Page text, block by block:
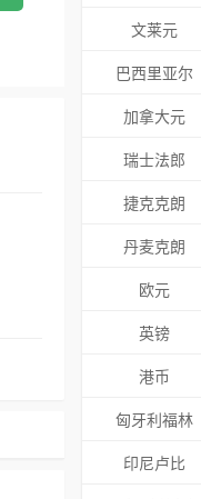
文莱元
巴西里亚尔
加拿大元
瑞士法郎
捷克克朗
丹麦克朗
欧元
英镑
港币
匈牙利福林
印尼卢比